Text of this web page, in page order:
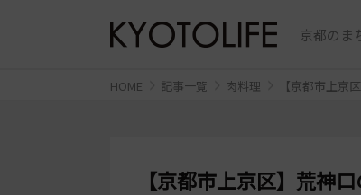
京都のま
HOME 記事一覧 肉料理 【京都市上京
【京都市上京区】荒神